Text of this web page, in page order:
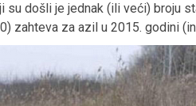
došli je jednak (ili veći) broju
zahteva za azil u 2015. godini